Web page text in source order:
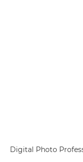
Digital Photo